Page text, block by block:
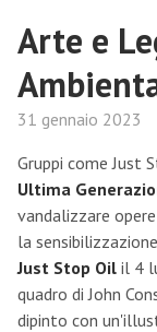
Arte e
31 gennaio 2023
Gruppi come Just
Ultima
vandalizzare
la
Just Stop Oil il 4
quadro di John
dipinto con